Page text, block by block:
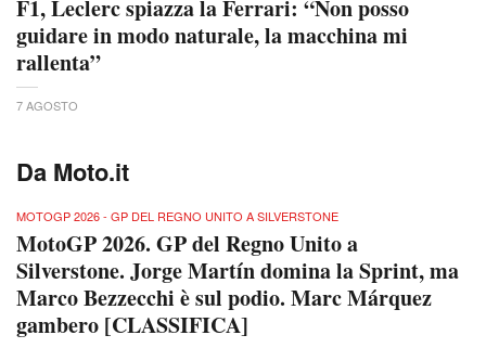
F1, Leclerc spiazza la Ferrari: “Non posso
guidare in modo naturale, la macchina mi
rallenta”
7 AGOSTO
Da Moto.it
MOTOGP 2026 - GP DEL REGNO UNITO A SILVERSTONE
MotoGP 2026. GP del Regno Unito a
Silverstone. Jorge Martín domina la Sprint, ma
Marco Bezzecchi è sul podio. Marc Márquez
gambero [CLASSIFICA]